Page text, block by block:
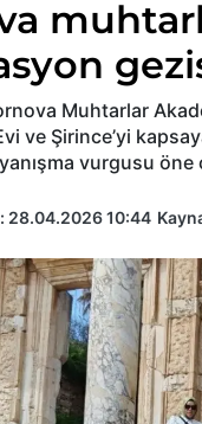
Muhtarlar
ve Şirince’yi
vurgusu öne
28.04.2026 10:44